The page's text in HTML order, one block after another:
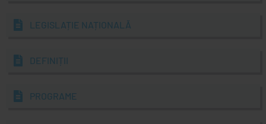
LEGISLAȚIE NAȚIONALĂ
DEFINIȚII
PROGRAME